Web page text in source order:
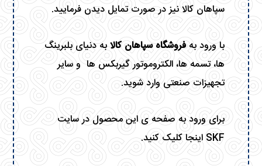
سپاهان کالا نیز در صورت تمایل دیدن فرمایید.
با ورود بهفروشگاه سپاهان کالابه دنیای بلبرینگ
ها، تسمه ها، الکتروموتور گیربکس ها و سایر
تجهیزات صنعتی وارد شوید.
برای ورود به صفحه ی این محصول در سایت
SKFاینجا کلیک کنید.